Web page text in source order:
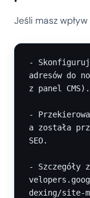
Jeśli masz
-
adresów do
z panel CMS).
-
a została
SEO.
-
dexing/site-